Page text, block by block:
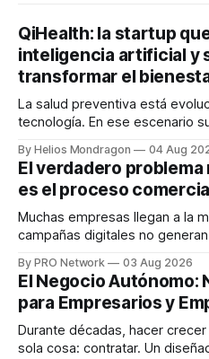
QiHealth: la startup
inteligencia artificial y
transformar el
La salud preventiva está
tecnología. En ese escenario
dispositivos inteligentes,
en tiempo real para ayudar a
decisiones sobre su salud
responder
By Helios Mondragon 04 Aug
El verdadero
es el proceso
Muchas empresas llegan a la
campañas digitales no
INTERIUS, el problema suele estar
una entrevista para el podcast
marketing digital explicó que
By PRO Network 03 Aug 2026
El Negocio Autónomo:
para Empresarios y
Durante décadas, hacer
sola cosa: contratar. Un